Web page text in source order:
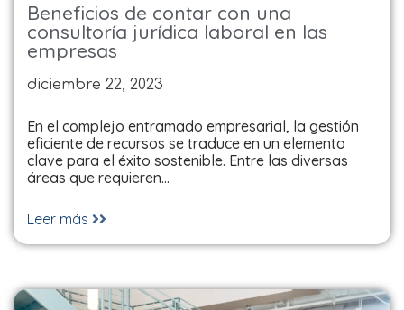
Beneficios de contar con una
consultoría jurídica laboral en las
empresas
diciembre 22, 2023
En el complejo entramado empresarial, la gestión
eficiente de recursos se traduce en un elemento
clave para el éxito sostenible. Entre las diversas
áreas que requieren…
Leer más